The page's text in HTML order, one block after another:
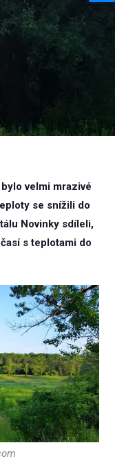
velmi mrazivé
se snížili do
Novinky sdíleli,
s teplotami do